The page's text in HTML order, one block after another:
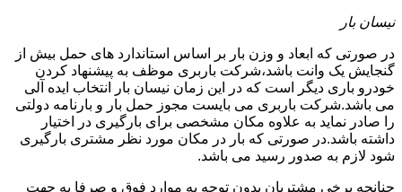
نیسان بار
در صورتی که ابعاد و وزن بار بر اساس استاندارد های حمل بیش از
گنجایش یک وانت باشد،شرکت باربری موظف به پیشنهاد کردن
خودرو باری دیگر است که در این زمان نیسان بار انتخاب ایده آلی
می باشد.شرکت باربری می بایست مجوز حمل بار و بارنامه دولتی
را صادر نماید به علاوه مکان مشخصی برای بارگیری در اختیار
داشته باشد.در صورتی که بار در مکان مورد نظر مشتری بارگیری
شود لازم به صدور رسید می باشد.
چنانچه برخی مشتریان بدون توجه به موارد فوق و صرفا به جهت